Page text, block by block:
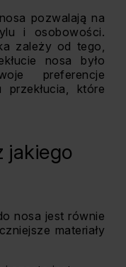
pozwalają na
i osobowości.
zależy od tego,
nosa było
preferencje
które
jakiego
nosa jest równie
materiały